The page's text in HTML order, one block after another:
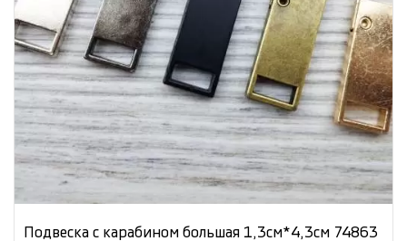
Подвеска с карабином большая 1,3см*4,3см 74863